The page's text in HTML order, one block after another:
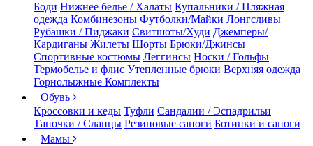
Боди Нижнее белье / Халаты Купальники / Пляжная
одежда Комбинезоны Футболки/Майки Лонгсливы
Рубашки / Пиджаки Свитшоты/Худи Джемперы/
Кардиганы Жилеты Шорты Брюки/Джинсы
Спортивные костюмы Леггинсы Носки / Гольфы
Термобелье и флис Утепленные брюки Верхняя одежда
Горнолыжные Комплекты
Обувь
Кроссовки и кеды Туфли Сандалии / Эспадрильи
Тапочки / Сланцы Резиновые сапоги Ботинки и сапоги
Мамы